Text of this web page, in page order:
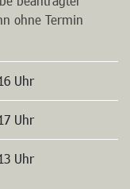
beantragter
Uhr
Uhr